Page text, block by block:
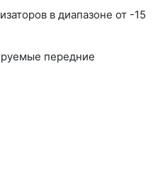
в диапазоне от -15
передние